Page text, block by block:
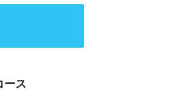
ース